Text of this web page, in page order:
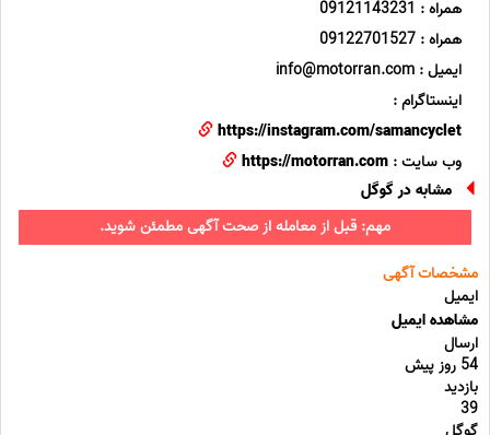
همراه : 09121143231
همراه : 09122701527
ایمیل : info@motorran.com
اینستاگرام :
https://instagram.com/samancyclet
وب سایت : https://motorran.com
مشابه در گوگل
مهم: قبل از معامله از صحت آگهی مطمئن شوید.
مشخصات آگهی
ایمیل
مشاهده ایمیل
ارسال
54 روز پیش
بازدید
39